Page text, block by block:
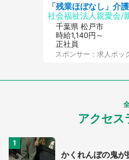
千葉県 松戸市
時給1,140円～
正社員
スポンサー：求人ボッ
アクセス
かくれんぼの鬼